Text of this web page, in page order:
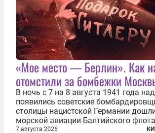
«Мое место — Берлин». Как
отомстили за бомбежки
В ночь с 7 на 8 августа 1941 года
появились советские
столицы нацистской Германии
морской авиации Балтийского
сбросили бомбы на город, который
7 августа 2026